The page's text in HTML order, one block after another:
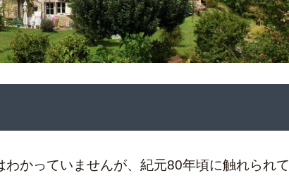
かっていませんが、紀元80年頃に触れられて